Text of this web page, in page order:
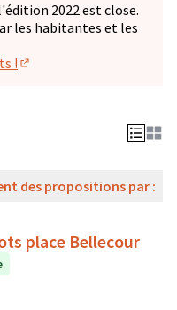
2022 est close.
les habitantes et les
!
des propositions par :
place Bellecour